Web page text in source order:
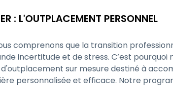
: L'OUTPLACEMENT PERSONNEL
comprenons que la transition
incertitude et de stress. C’est pourquoi
sur mesure destiné à
personnalisée et efficace. Notre